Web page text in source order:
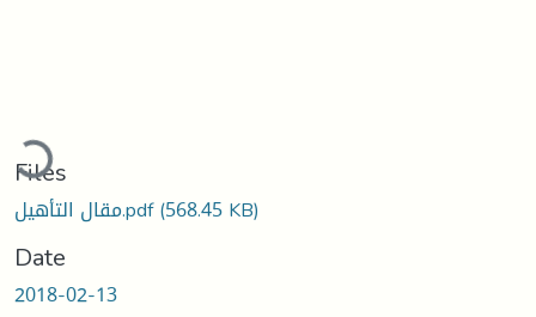
Loading...
Files
مقال التأهيل.pdf(568.45 KB)
Date
2018-02-13